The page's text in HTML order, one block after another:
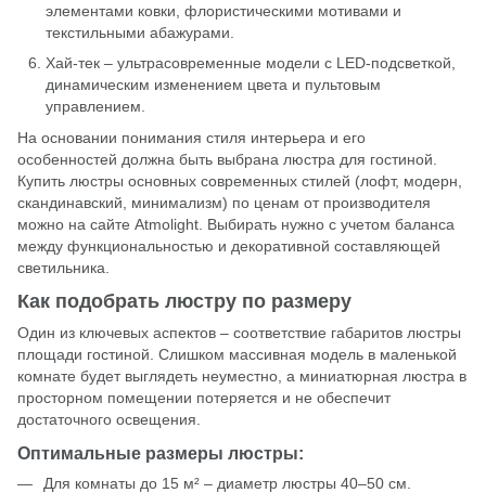
элементами ковки, флористическими мотивами и
текстильными абажурами.
Хай-тек – ультрасовременные модели с LED-подсветкой,
динамическим изменением цвета и пультовым
управлением.
На основании понимания стиля интерьера и его
особенностей должна быть выбрана люстра для гостиной.
Купить люстры основных современных стилей (лофт, модерн,
скандинавский, минимализм) по ценам от производителя
можно на сайте Atmolight. Выбирать нужно с учетом баланса
между функциональностью и декоративной составляющей
светильника.
Как подобрать люстру по размеру
Один из ключевых аспектов – соответствие габаритов люстры
площади гостиной. Слишком массивная модель в маленькой
комнате будет выглядеть неуместно, а миниатюрная люстра в
просторном помещении потеряется и не обеспечит
достаточного освещения.
Оптимальные размеры люстры:
Для комнаты до 15 м² – диаметр люстры 40–50 см.